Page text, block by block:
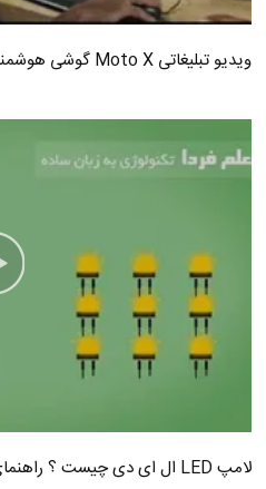
ویدیو تبلیغاتی Moto X گوشی هوشمند موتورولا
لامپ LED ال ای دی چیست ؟ راهنمای خرید لامپ LED